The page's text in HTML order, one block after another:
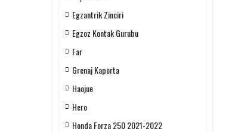
Egzantrik Zinciri
Egzoz Kontak Gurubu
Far
Grenaj Kaporta
Haojue
Hero
Honda Forza 250 2021-2022